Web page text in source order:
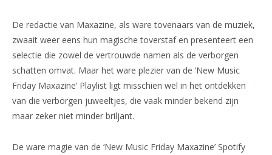
De redactie van Maxazine, als ware tovenaars van de muziek,
zwaait weer eens hun magische toverstaf en presenteert een
selectie die zowel de vertrouwde namen als de verborgen
schatten omvat. Maar het ware plezier van de ‘New Music
Friday Maxazine’ Playlist ligt misschien wel in het ontdekken
van die verborgen juweeltjes, die vaak minder bekend zijn
maar zeker niet minder briljant.
De ware magie van de ‘New Music Friday Maxazine’ Spotify